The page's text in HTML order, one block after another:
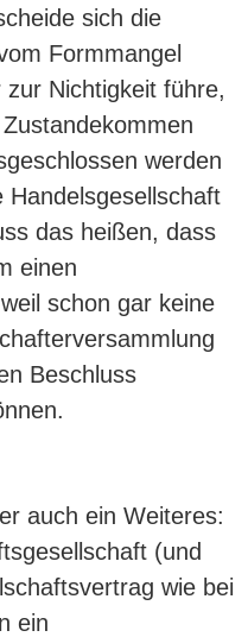
sich die
Formmangel
Nichtigkeit führe,
werden
Handelsgesellschaft
das heißen, dass
einen
schon gar keine
Beschluss
auch ein Weiteres:
(und
wie bei
ein